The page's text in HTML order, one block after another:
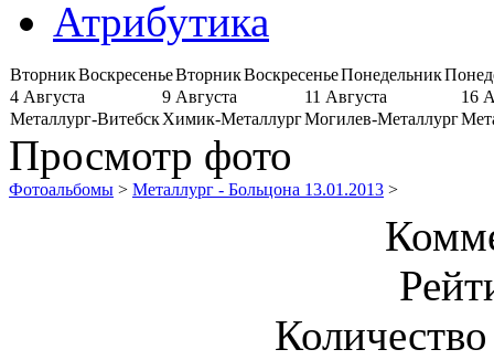
Атрибутика
ВторникВоскресеньеВторникВоскресеньеПонедельник
4 Августа
9 Августа 11 Августа
16
Металлург-ВитебскХимик-МеталлургМогилев-Металлург
Просмотр фото
Фотоальбомы > Металлург - Больцона 13.01.2013 >